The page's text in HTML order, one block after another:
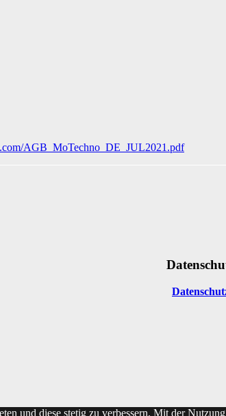
AGB_MoTechno_DE_JUL2021.pdf
und diese stetig zu verbessern. Mit der